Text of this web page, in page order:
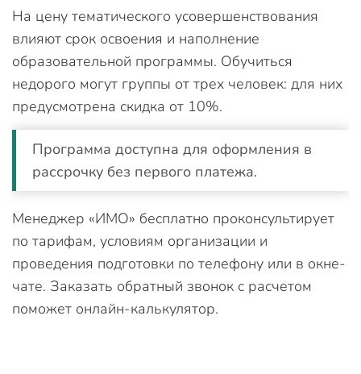
На цену тематического усовершенствования
влияют срок освоения и наполнение
образовательной программы. Обучиться
недорого могут группы от трех человек: для них
предусмотрена скидка от 10%.
Программа доступна для оформления в
рассрочку без первого платежа.
Менеджер «ИМО» бесплатно проконсультирует
по тарифам, условиям организации и
проведения подготовки по телефону или в окне-
чате. Заказать обратный звонок с расчетом
поможет онлайн-калькулятор.